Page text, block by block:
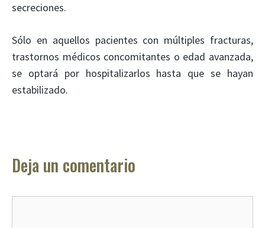
secreciones.
Sólo en aquellos pacientes con múltiples fracturas,
trastornos médicos concomitantes o edad avanzada,
se optará por hospitalizarlos hasta que se hayan
estabilizado.
Deja un comentario